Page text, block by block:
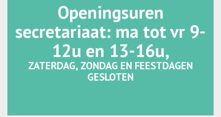
Openingsuren
secretariaat: ma tot vr 9-
12u en 13-16u,
ZATERDAG, ZONDAG EN FEESTDAGEN
GESLOTEN